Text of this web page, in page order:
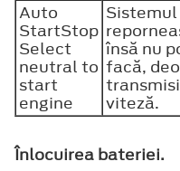
Auto
StartStop
Select
neutral to
start
engine
însă nu
facă,
viteză.
Înlocuirea bateriei.